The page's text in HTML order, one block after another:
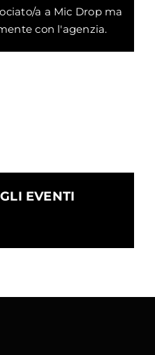
a a Mic Drop ma
con l'agenzia.
EVENTI